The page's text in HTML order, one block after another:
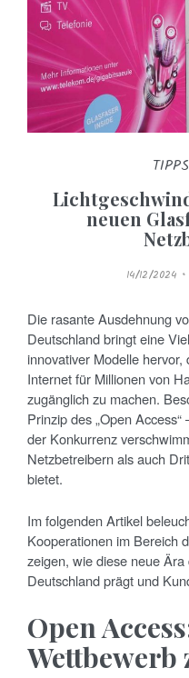
neuen
P
O
E
D
O
N
14/12/2024
Die rasante Ausdehnung
Deutschland bringt eine
innovativer Modelle
Internet für Millionen von
zugänglich zu machen.
Prinzip des „Open
der Konkurrenz
Netzbetreibern als auch
bietet.
Im folgenden Artikel
Kooperationen im Bereich
zeigen, wie diese neue
Deutschland prägt und
Open
Wettbewerb